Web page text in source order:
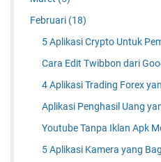
Februari (18)
5 Aplikasi Crypto Untuk
Cara Edit Twibbon dari
4 Aplikasi Trading Forex
Aplikasi Penghasil Uang
Youtube Tanpa Iklan Apk
5 Aplikasi Kamera yang